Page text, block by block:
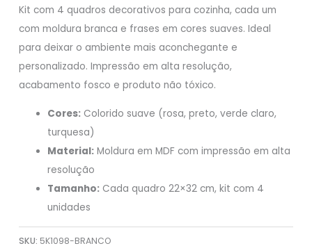
Kit com 4 quadros decorativos para cozinha, cada um
com moldura branca e frases em cores suaves. Ideal
para deixar o ambiente mais aconchegante e
personalizado. Impressão em alta resolução,
acabamento fosco e produto não tóxico.
Cores: Colorido suave (rosa, preto, verde claro,
turquesa)
Material: Moldura em MDF com impressão em alta
resolução
Tamanho: Cada quadro 22×32 cm, kit com 4
unidades
SKU: 5K1098-BRANCO